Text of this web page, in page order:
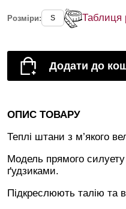
Розміри: S Таблиця
Додати до
ОПИС ТОВАРУ
Теплі штани з м’якого
Модель прямого
ґудзиками.
Підкреслюють талію та